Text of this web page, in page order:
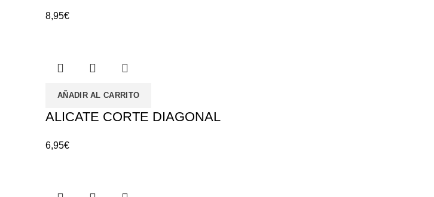
8,95€
AÑADIR AL CARRITO
ALICATE CORTE DIAGONAL
6,95€